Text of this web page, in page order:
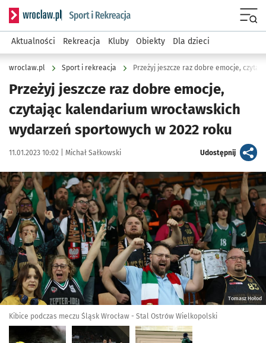
Serwis informacyjny wroclaw.pl podserwis: Sport i rekreacja
Aktualności Rekreacja Kluby Obiekty Dla dzieci
wroclaw.pl Sport i rekreacja
Przeżyj jeszcze raz dobre emocje,
czytając kalendarium wrocławskich
wydarzeń sportowych w 2022 roku
Data publikacji:
11.01.2023 10:02 | Autor:
Michał Sałkowski Udostępnijartykuł
Kliknij, aby zobaczyć galerię
Kliknij, aby powiększyć
Tomasz Hołod
Kibice podczas meczu Śląsk Wrocław - Stal Ostrów Wielkopolski